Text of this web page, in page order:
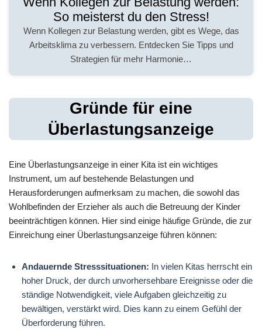
So meisterst du den Stress!
Wenn Kollegen zur Belastung werden, gibt es Wege, das
Arbeitsklima zu verbessern. Entdecken Sie Tipps und
Strategien für mehr Harmonie…
Gründe für eine
Überlastungsanzeige
Eine Überlastungsanzeige in einer Kita ist ein wichtiges
Instrument, um auf bestehende Belastungen und
Herausforderungen aufmerksam zu machen, die sowohl das
Wohlbefinden der Erzieher als auch die Betreuung der Kinder
beeinträchtigen können. Hier sind einige häufige Gründe, die zur
Einreichung einer Überlastungsanzeige führen können:
Andauernde Stresssituationen: In vielen Kitas herrscht ein
hoher Druck, der durch unvorhersehbare Ereignisse oder die
ständige Notwendigkeit, viele Aufgaben gleichzeitig zu
bewältigen, verstärkt wird. Dies kann zu einem Gefühl der
Überforderung führen.